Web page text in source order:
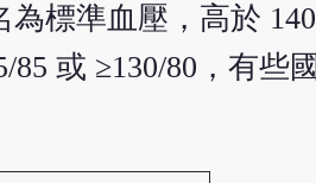
標準血壓，高於
或 ≥130/80，有些